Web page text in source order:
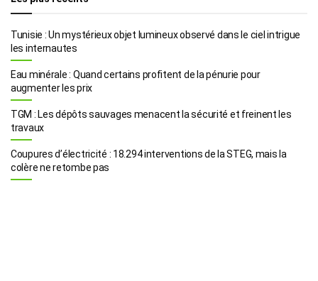
Tunisie : Un mystérieux objet lumineux observé dans le ciel intrigue
les internautes
Eau minérale : Quand certains profitent de la pénurie pour
augmenter les prix
TGM : Les dépôts sauvages menacent la sécurité et freinent les
travaux
Coupures d’électricité : 18.294 interventions de la STEG, mais la
colère ne retombe pas